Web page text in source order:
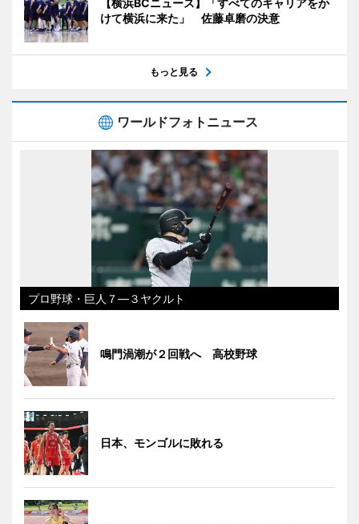
【横浜BCニュース】「すべてのキャリアをか
けて横浜に来た」 佐藤卓磨の決意
もっと見る
ワールドフォトニュース
プロ野球・巨人７―３ヤクルト
鳴門渦潮が２回戦へ 高校野球
日本、モンゴルに敗れる